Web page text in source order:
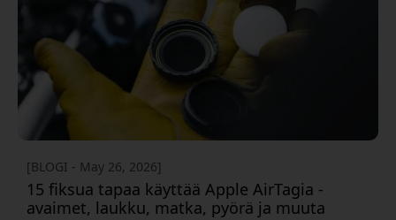
[BLOGI - May 26, 2026]
15 fiksua tapaa käyttää Apple AirTagia -
avaimet, laukku, matka, pyörä ja muuta